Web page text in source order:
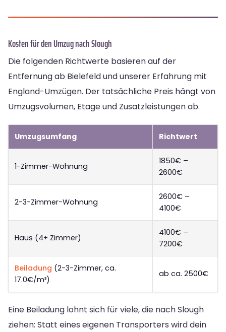
Kosten für den Umzug nach Slough
Die folgenden Richtwerte basieren auf der
Entfernung ab Bielefeld und unserer Erfahrung mit
England-Umzügen. Der tatsächliche Preis hängt von
Umzugsvolumen, Etage und Zusatzleistungen ab.
Umzugsumfang Richtwert
1-Zimmer-Wohnung
1850€ –
2600€
2-3-Zimmer-Wohnung
2600€ –
4100€
Haus (4+ Zimmer)
4100€ –
7200€
Beiladung (2-3-Zimmer, ca.
17.0€/m³)
ab ca. 2500€
Eine Beiladung lohnt sich für viele, die nach Slough
ziehen: Statt eines eigenen Transporters wird dein